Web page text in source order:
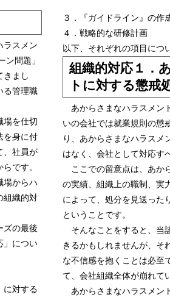
ラスメン
ン問題」
きまし
る管理職
場を仕切
を身に付
、社員が
です。
場からハ
組織的対
ズの最後
」につい
に対する
３．『ガイドライン』の作
４．戦略的な研修計画
以下、それぞれの項目につ
組織的対応１．
トに対する懲戒
あからさまなハラスメン
いの会社では就業規則の懲
り、あからさまなハラスメ
はなく、会社として対応す
ここでの留意点は、あか
の実績、組織上の職制、実
によって、処分を見送った
ということです。
そんなことをすると、当
きるかもしれませんが、そ
な不信感を抱くことは必至
て、会社組織全体が崩れて
あからさまなハラスメン